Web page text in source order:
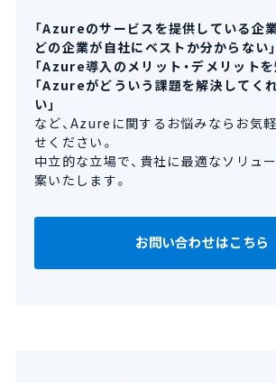
「Azureのサービスを提供している企
どの企業が自社にベストか分からない」
「Azure導入のメリット・デメリットを
「Azureがどういう課題を解決してく
い」
など、Azureに関するお悩みならお気
せください。
中立的な立場で、貴社に最適なソリュ
案いたします。
お問い合わせはこちら